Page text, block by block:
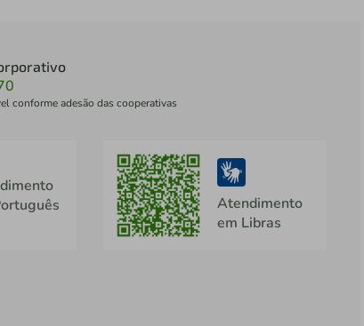
conforme adesão das cooperativas
Atendimento
em Libras